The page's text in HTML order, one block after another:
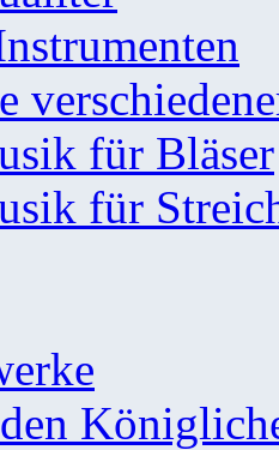
für Bläser
für